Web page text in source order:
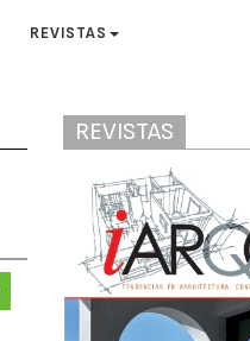
REVISTAS
REVISTAS